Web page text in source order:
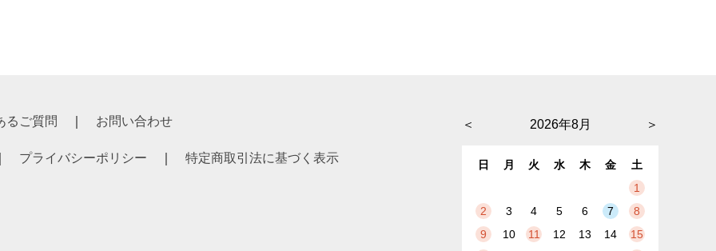
るご質問 お問い合わせ
プライバシーポリシー 特定商取引法に基づく表示
＜ ＞
2026年8月
日 月 火 水 木 金
土
1
2
3 4 5 6 7
8
9
10 11 12 13 14 15